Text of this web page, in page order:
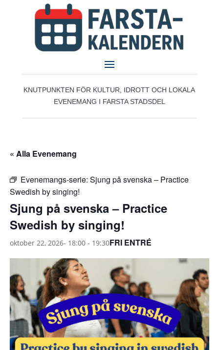
KNUTPUNKTEN FÖR KULTUR, IDROTT OCH LOKALA
EVENEMANG I FARSTA STADSDEL
« Alla Evenemang
Evenemangs-serie: Sjung på svenska – Practice
Swedish by singing!
Sjung på svenska – Practice
Swedish by singing!
oktober 22, 2026- 18:00 - 19:30FRI ENTRÉ